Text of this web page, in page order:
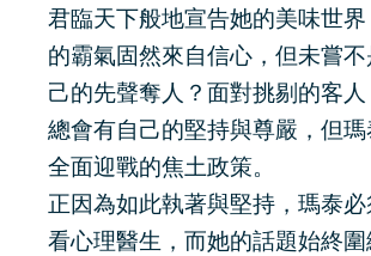
君臨天下般地宣告她的美味世
的霸氣固然來自信心，但未嘗不
己的先聲奪人？面對挑剔的客
總會有自己的堅持與尊嚴，但
全面迎戰的焦土政策。
正因為如此執著與堅持，瑪泰
看心理醫生，而她的話題始終